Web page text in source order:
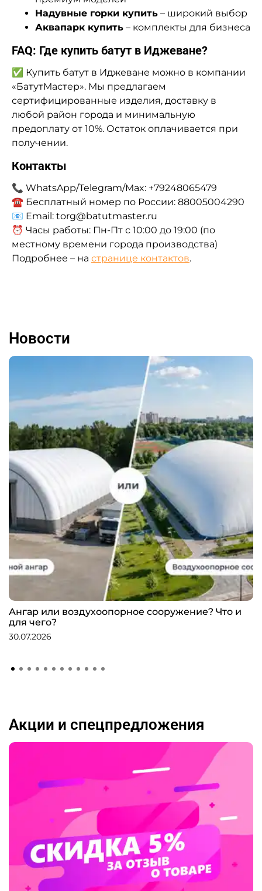
Надувные горки купить – широкий выбор
Аквапарк купить – комплекты для бизнеса
FAQ: Где купить батут в Иджеване?
✅ Купить батут в Иджеване можно в компании
«БатутМастер». Мы предлагаем
сертифицированные изделия, доставку в
любой район города и минимальную
предоплату от 10%. Остаток оплачивается при
получении.
Контакты
📞 WhatsApp/Telegram/Max: +79248065479
☎ Бесплатный номер по России: 88005004290
📧 Email: torg@batutmaster.ru
⏰ Часы работы: Пн-Пт с 10:00 до 19:00 (по
местному времени города производства)
Подробнее – на странице контактов.
Новости
Ангар или воздухоопорное сооружение? Что и
для чего?
30.07.2026
Акции и спецпредложения